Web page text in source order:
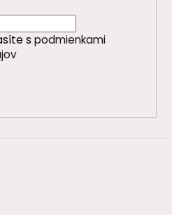
s podmienkami